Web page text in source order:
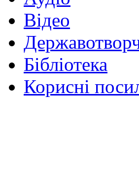
Відео
Бібліотека
Корисні